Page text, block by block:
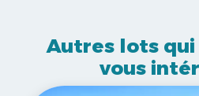
Autres lots
vous